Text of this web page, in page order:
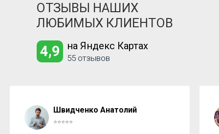
55 отзывов
на Яндекс Картах
4,9
ОТЗЫВЫ НАШИХ
ЛЮБИМЫХ КЛИЕНТОВ
Швидченко Анатолий
⭐⭐⭐⭐⭐